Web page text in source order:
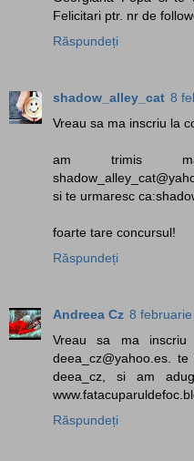
Felicitari ptr. nr de
Răspundeți
shadow_alley_cat 8
Vreau sa ma inscriu la
am trimis
si te urmaresc
foarte tare concursul!
Răspundeți
Andreea Cz 8
Vreau sa ma inscriu
deea_cz@yahoo.es.
deea_cz, si am
Răspundeți